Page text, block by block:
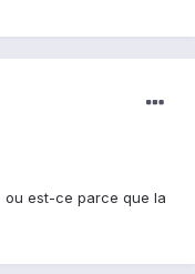
est-ce parce que la